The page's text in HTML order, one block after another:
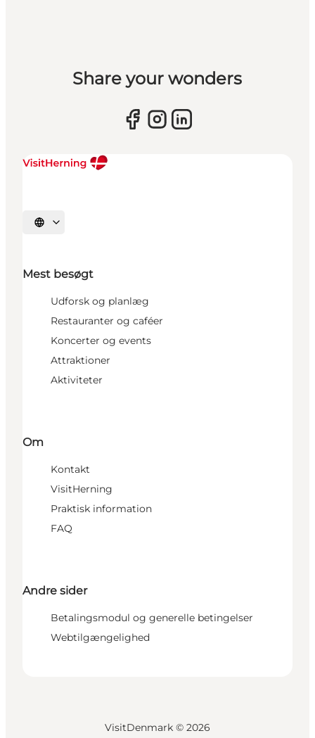
Share your wonders
Vælg sprog
Mest besøgt
Udforsk og planlæg
Restauranter og caféer
Koncerter og events
Attraktioner
Aktiviteter
Om
Kontakt
VisitHerning
Praktisk information
FAQ
Andre sider
Betalingsmodul og generelle betingelser
Webtilgængelighed
VisitDenmark © 2026